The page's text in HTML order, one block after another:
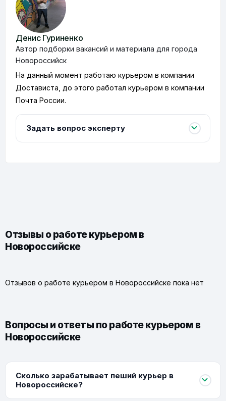
Денис Гуриненко
Автор подборки вакансий и материала для города
Новороссийск
На данный момент работаю курьером в компании
Достависта, до этого работал курьером в компании
Почта России.
Задать вопрос эксперту
Отзывы о работе курьером в
Новороссийске
Отзывов о работе курьером в Новороссийске пока нет
Вопросы и ответы по работе курьером в
Новороссийске
Сколько зарабатывает пеший курьер в
Новороссийске?